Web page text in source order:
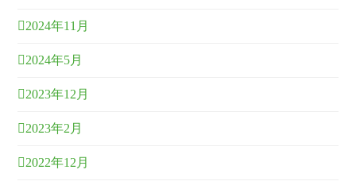
2024年11月
2024年5月
2023年12月
2023年2月
2022年12月